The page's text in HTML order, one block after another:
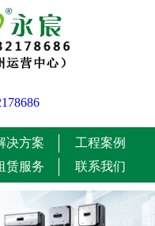
决方案
工程案例
赁服务 联系我们